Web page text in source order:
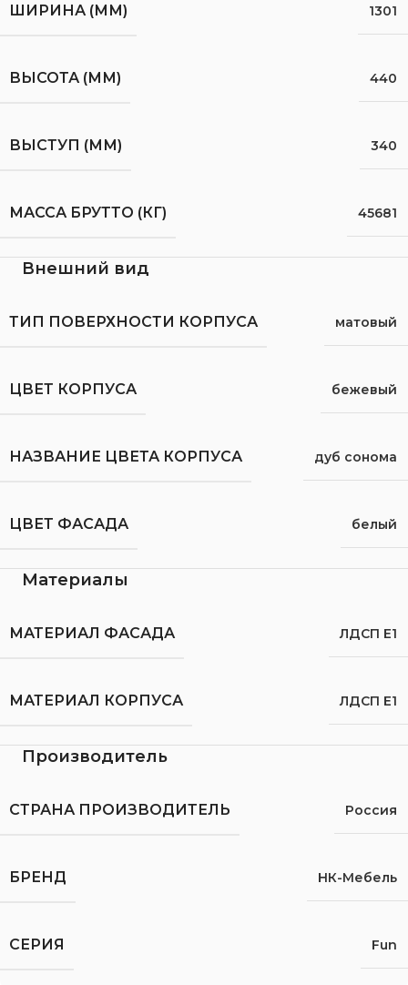
ШИРИНА (ММ) 1301
ВЫСОТА (ММ) 440
ВЫСТУП (ММ) 340
МАССА БРУТТО (КГ) 45681
Внешний вид
ТИП ПОВЕРХНОСТИ КОРПУСА матовый
ЦВЕТ КОРПУСА бежевый
НАЗВАНИЕ ЦВЕТА КОРПУСА дуб сонома
ЦВЕТ ФАСАДА белый
Материалы
МАТЕРИАЛ ФАСАДА ЛДСП Е1
МАТЕРИАЛ КОРПУСА ЛДСП Е1
Производитель
СТРАНА ПРОИЗВОДИТЕЛЬ Россия
БРЕНД НК-Мебель
СЕРИЯ Fun